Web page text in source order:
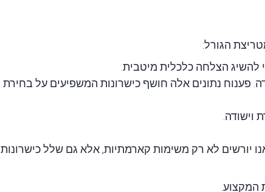
הגורל:
להשיג הצלחה כלכלית מיטבית.
פענוח נתונים אלה חושף כישרונות המשפיעים על בחירת
וישודה.
יורשים לא רק משימות קארמתיות, אלא גם שלל כישרונות
המקצוע.